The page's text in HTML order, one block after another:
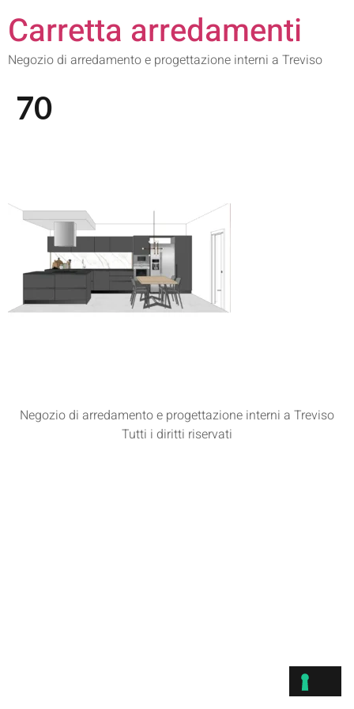
Carretta arredamenti
Negozio di arredamento e progettazione interni a Treviso
70
Negozio di arredamento e progettazione interni a Treviso
Tutti i diritti riservati